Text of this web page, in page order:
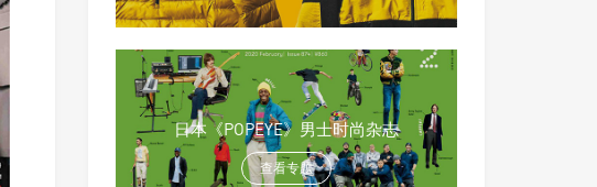
日本《POPEYE》男士时尚杂志
查看专题